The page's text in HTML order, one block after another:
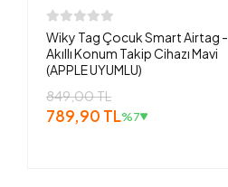
Wiky Tag Çocuk Smart Airtag -
Akıllı Konum Takip Cihazı Mavi
(APPLE UYUMLU)
849,00 TL
789,90 TL%7